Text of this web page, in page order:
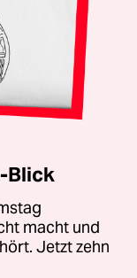
Blick
macht und
Jetzt zehn